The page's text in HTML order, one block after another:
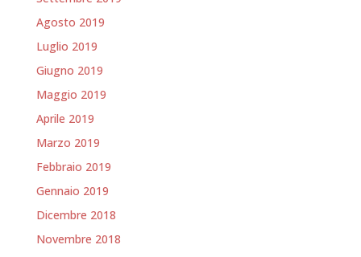
Agosto 2019
Luglio 2019
Giugno 2019
Maggio 2019
Aprile 2019
Marzo 2019
Febbraio 2019
Gennaio 2019
Dicembre 2018
Novembre 2018